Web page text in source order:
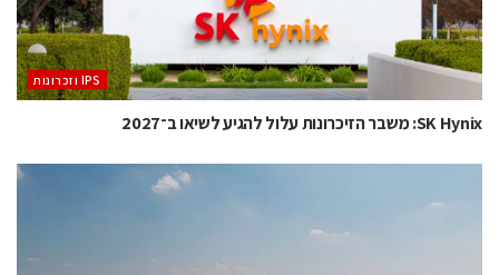
SK Hynix: משבר הזיכרונות עלול להגיע לשיאו ב־2027